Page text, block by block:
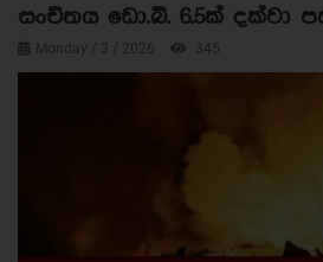
සංචිතය ඩො.බි. 6.5ක් දක්වා
Monday / 3 / 2026 345